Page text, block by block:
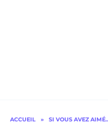
ACCUEIL » SI VOUS AVEZ